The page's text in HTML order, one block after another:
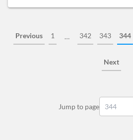
Previous 1 … 342 343 344
Next
Jump to page